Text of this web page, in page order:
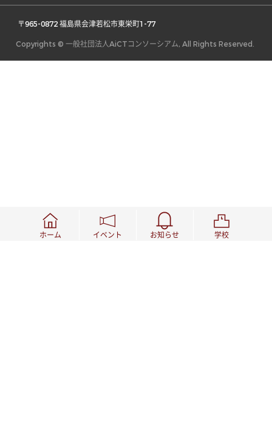
〒965-0872 福島県会津若松市東栄町1-77
Copyrights © 一般社団法人AiCTコンソーシアム, All Rights Reserved.
ホーム イベント お知らせ 学校